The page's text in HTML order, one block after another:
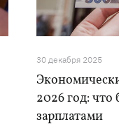
30 декабря 2025
2026 год: что
зарплатами